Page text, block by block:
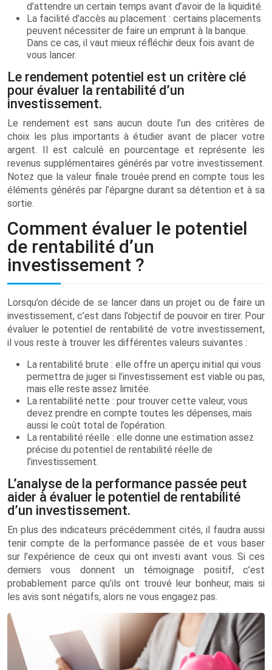
d’attendre un certain temps avant d’avoir de la liquidité.
La facilité d’accès au placement : certains placements
peuvent nécessiter de faire un emprunt à la banque.
Dans ce cas, il vaut mieux réfléchir deux fois avant de
vous lancer.
Le rendement potentiel est un critère clé
pour évaluer la rentabilité d’un
investissement.
Le rendement est sans aucun doute l’un des critères de
choix les plus importants à étudier avant de placer votre
argent. Il est calculé en pourcentage et représente les
revenus supplémentaires générés par votre investissement.
Notez que la valeur finale trouée prend en compte tous les
éléments générés par l’épargne durant sa détention et à sa
sortie.
Comment évaluer le potentiel
de rentabilité d’un
investissement ?
Lorsqu’on décide de se lancer dans un projet ou de faire un
investissement, c’est dans l’objectif de pouvoir en tirer. Pour
évaluer le potentiel de rentabilité de votre investissement,
il vous reste à trouver les différentes valeurs suivantes :
La rentabilité brute : elle offre un aperçu initial qui vous
permettra de juger si l’investissement est viable ou pas,
mais elle reste assez limitée.
La rentabilité nette : pour trouver cette valeur, vous
devez prendre en compte toutes les dépenses, mais
aussi le coût total de l’opération.
La rentabilité réelle : elle donne une estimation assez
précise du potentiel de rentabilité réelle de
l’investissement.
L’analyse de la performance passée peut
aider à évaluer le potentiel de rentabilité
d’un investissement.
En plus des indicateurs précédemment cités, il faudra aussi
tenir compte de la performance passée de et vous baser
sur l’expérience de ceux qui ont investi avant vous. Si ces
derniers vous donnent un témoignage positif, c’est
probablement parce qu’ils ont trouvé leur bonheur, mais si
les avis sont négatifs, alors ne vous engagez pas.